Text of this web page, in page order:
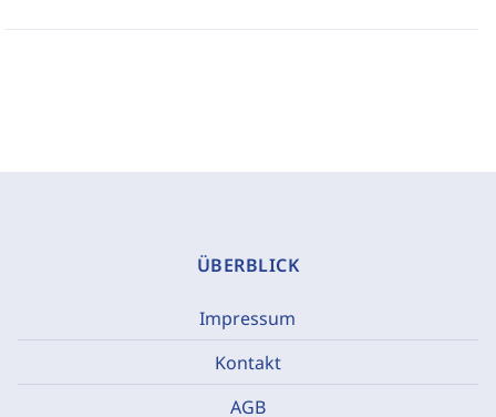
ÜBERBLICK
Impressum
Kontakt
AGB